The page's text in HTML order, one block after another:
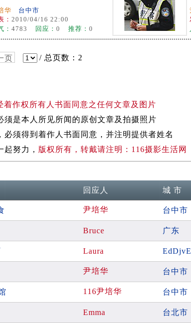
华
台中市
： 2010/04/16 22:00
： 4783 回应： 0 推荐： 0
页 / 总页数：2
作权所有人书面同意之任何文章及图片
须是本人所见所闻的原创文章及拍摄照片
须得到着作人书面同意，并注明提供者姓名
努力， 版权所有，转戴请注明：116摄影生活网
回应人 城 市
尹培华 台中市
Bruce 广东
Laura EdDjvE
尹培华 台中市
116尹培华 台中市
Emma 台北市